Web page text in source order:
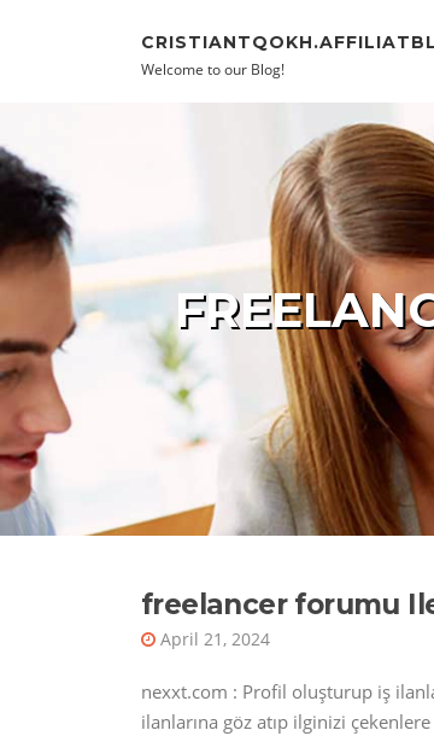
Welcome to our Blog!
freelancer forumu
April 21, 2024
nexxt.com : Profil oluşturup iş
ilanlarına göz atıp ilginizi